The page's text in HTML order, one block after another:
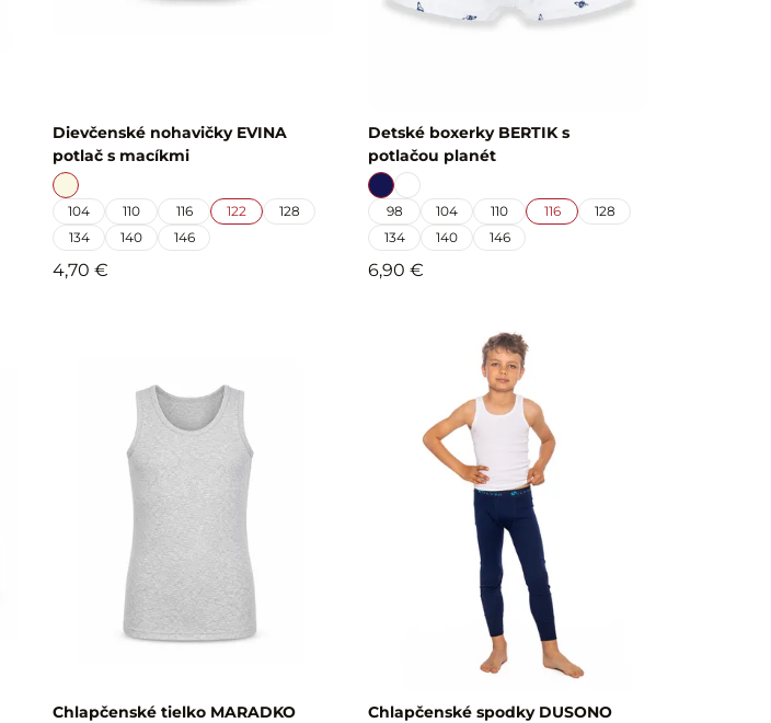
Dievčenské nohavičky EVINA
potlač s macíkmi
104 110 116 122
128
134
140 146
4,70 €
Detské boxerky BERTIK s
potlačou planét
98 104 110 116
128
134
140 146
6,90 €
Chlapčenské tielko MARADKO Chlapčenské spodky DUSONO